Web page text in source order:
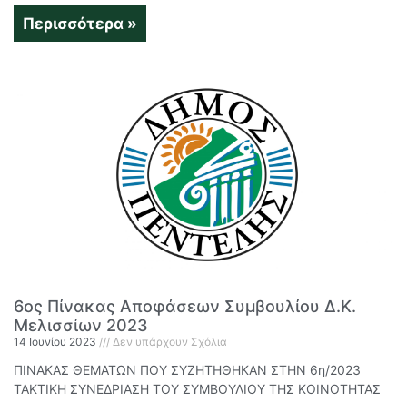
Περισσότερα »
6ος Πίνακας Αποφάσεων Συμβουλίου Δ.Κ.
Μελισσίων 2023
14 Ιουνίου 2023 Δεν υπάρχουν Σχόλια
ΠΙΝΑΚΑΣ ΘΕΜΑΤΩΝ ΠΟΥ ΣΥΖΗΤΗΘΗΚΑΝ ΣΤΗΝ 6η/2023
ΤΑΚΤΙΚΗ ΣΥΝΕΔΡΙΑΣΗ ΤΟΥ ΣΥΜΒΟΥΛΙΟΥ ΤΗΣ ΚΟΙΝΟΤΗΤΑΣ